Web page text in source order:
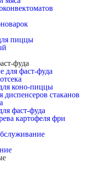
пиццы
фуда
для фаст-фуда
коно-пиццы
диспенсеров стаканов
фаст-фуда
картофеля фри